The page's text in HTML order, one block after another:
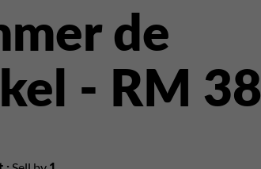
de
- RM 38